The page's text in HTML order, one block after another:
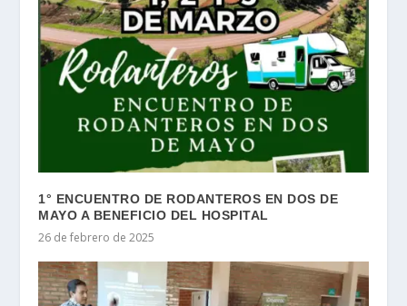
1° ENCUENTRO DE RODANTEROS EN DOS DE
MAYO A BENEFICIO DEL HOSPITAL
26 de febrero de 2025